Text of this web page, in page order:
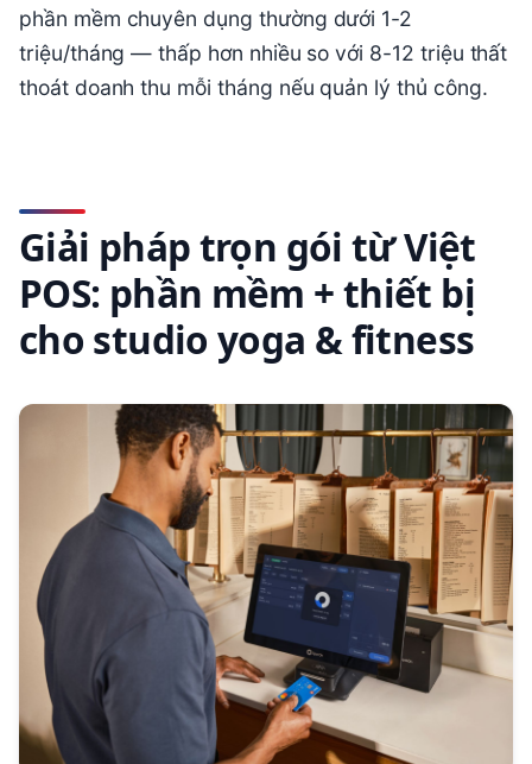
phần mềm chuyên dụng thường dưới 1-2
triệu/tháng — thấp hơn nhiều so với 8-12 triệu thất
thoát doanh thu mỗi tháng nếu quản lý thủ công.
Giải pháp trọn gói từ Việt
POS: phần mềm + thiết bị
cho studio yoga & fitness